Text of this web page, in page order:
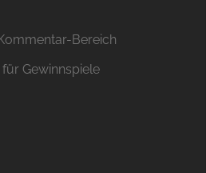
Bereich
Gewinnspiele